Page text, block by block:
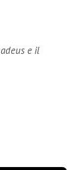
e il